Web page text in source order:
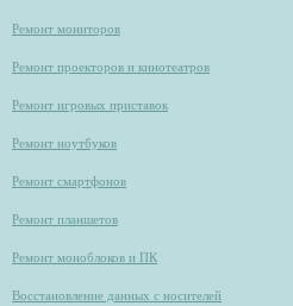
Ремонт мониторов
Ремонт проекторов и кинотеатров
Ремонт игровых приставок
Ремонт ноутбуков
Ремонт смартфонов
Ремонт планшетов
Ремонт моноблоков и ПК
Восстановление данных с носителей